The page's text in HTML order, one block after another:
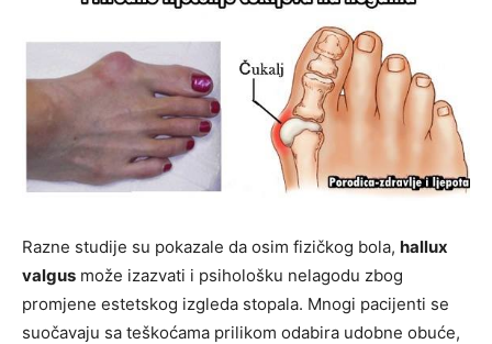
Razne studije su pokazale da osim fizičkog bola, hallux
valgus može izazvati i psihološku nelagodu zbog
promjene estetskog izgleda stopala. Mnogi pacijenti se
suočavaju sa teškoćama prilikom odabira udobne obuće,